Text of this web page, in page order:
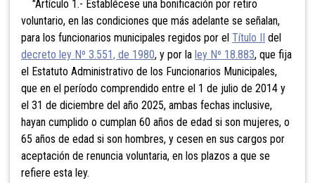
"Artículo 1.- Establécese una bonificación por retiro
voluntario, en las condiciones que más adelante se señalan,
para los funcionarios municipales regidos por el Título II del
decreto ley Nº 3.551, de 1980, y por la ley Nº 18.883, que fija
el Estatuto Administrativo de los Funcionarios Municipales,
que en el período comprendido entre el 1 de julio de 2014 y
el 31 de diciembre del año 2025, ambas fechas inclusive,
hayan cumplido o cumplan 60 años de edad si son mujeres, o
65 años de edad si son hombres, y cesen en sus cargos por
aceptación de renuncia voluntaria, en los plazos a que se
refiere esta ley.